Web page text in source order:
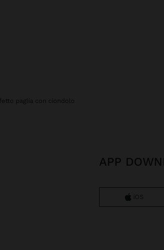
paglia con ciondolo
APP
iOS